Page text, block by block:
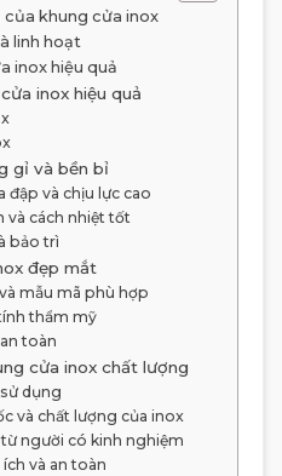
khung cửa inox
linh hoạt
inox hiệu quả
inox hiệu quả
gỉ và bền bỉ
đập và chịu lực cao
và cách nhiệt tốt
bảo trì
đẹp mắt
mẫu mã phù hợp
thẩm mỹ
toàn
cửa inox chất lượng
dụng
và chất lượng của inox
người có kinh nghiệm
và an toàn